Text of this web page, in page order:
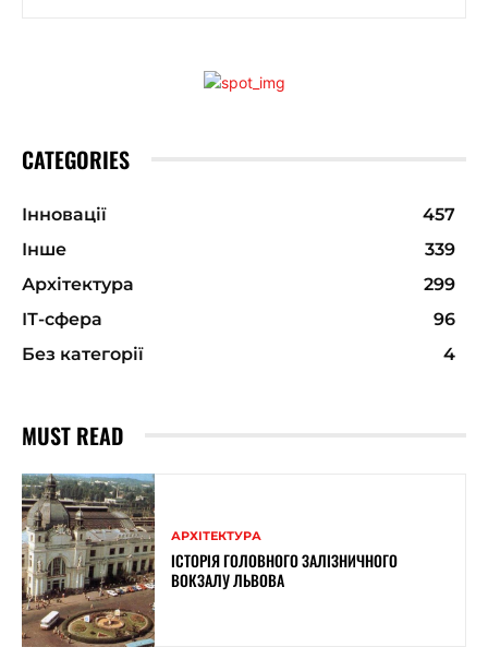
CATEGORIES
Інновації
457
Інше
339
Архітектура
299
ІТ-сфера
96
Без категорії
4
MUST READ
АРХІТЕКТУРА
ІСТОРІЯ ГОЛОВНОГО ЗАЛІЗНИЧНОГО
ВОКЗАЛУ ЛЬВОВА